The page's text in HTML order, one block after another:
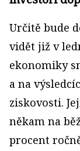
Určitě bude
vidět již v
ekonomiky
a na
ziskovosti.
někam na
procent